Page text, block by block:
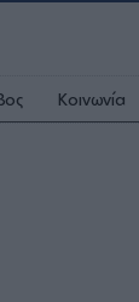
Κοινωνία